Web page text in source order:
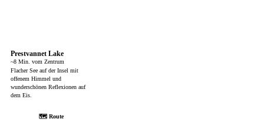
Prestvannet Lake
~8 Min. vom Zentrum
Flacher See auf der Insel mit
offenem Himmel und
wunderschönen Reflexionen auf
dem Eis.
🗺 Route